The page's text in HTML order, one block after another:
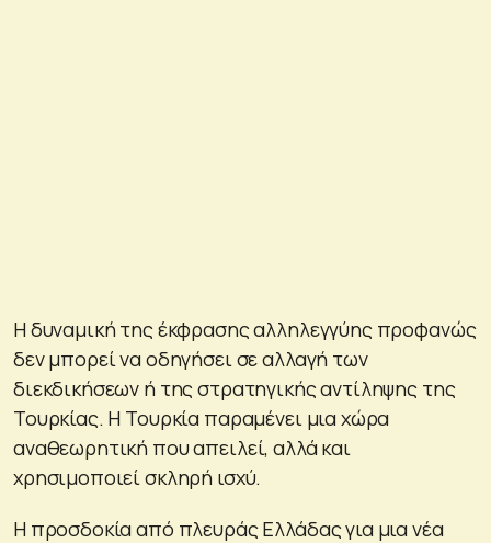
Η δυναμική της έκφρασης αλληλεγγύης προφανώς
δεν μπορεί να οδηγήσει σε αλλαγή των
διεκδικήσεων ή της στρατηγικής αντίληψης της
Τουρκίας. Η Τουρκία παραμένει μια χώρα
αναθεωρητική που απειλεί, αλλά και
χρησιμοποιεί σκληρή ισχύ.
Η προσδοκία από πλευράς Ελλάδας για μια νέα